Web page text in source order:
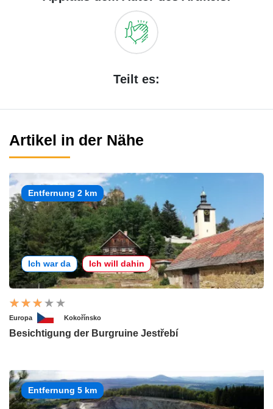
Teilt es:
Artikel in der Nähe
Entfernung 2 km
Ich war da Ich will dahin
Europa Kokořínsko
Besichtigung der Burgruine Jestřebí
Entfernung 5 km